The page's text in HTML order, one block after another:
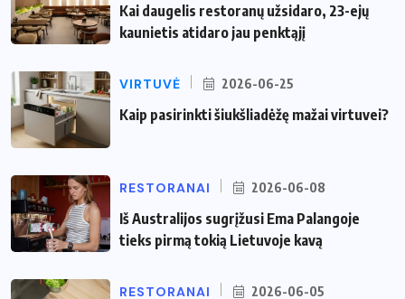
Kai daugelis restoranų užsidaro, 23-ejų
kaunietis atidaro jau penktąjį
VIRTUVĖ 2026-06-25
Kaip pasirinkti šiukšliadėžę mažai virtuvei?
RESTORANAI 2026-06-08
Iš Australijos sugrįžusi Ema Palangoje
tieks pirmą tokią Lietuvoje kavą
RESTORANAI 2026-06-05